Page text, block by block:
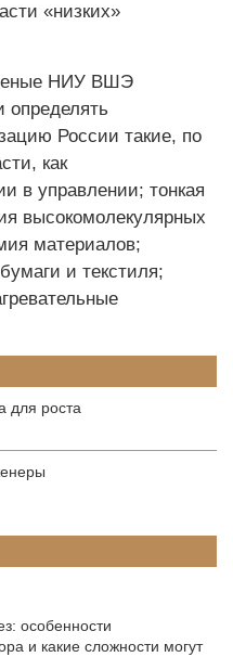
«низких»
НИУ ВШЭ
определять
России такие, по
как
в управлении; тонкая
высокомолекулярных
материалов;
и текстиля;
для роста
особенности
и какие сложности могут